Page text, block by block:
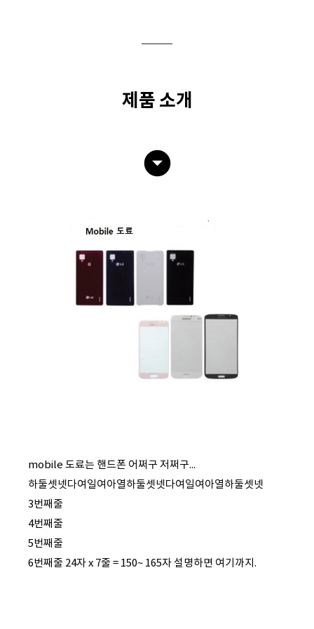
제품 소개
arrow_drop_down_circle
mobile 도료는 핸드폰 어쩌구 저쩌구...
하둘셋넷다여일여아열하둘셋넷다여일여아열하둘셋넷
3번째줄
4번째줄
5번째줄
6번째줄 24자 x 7줄 = 150~ 165자 설명하면 여기까지.